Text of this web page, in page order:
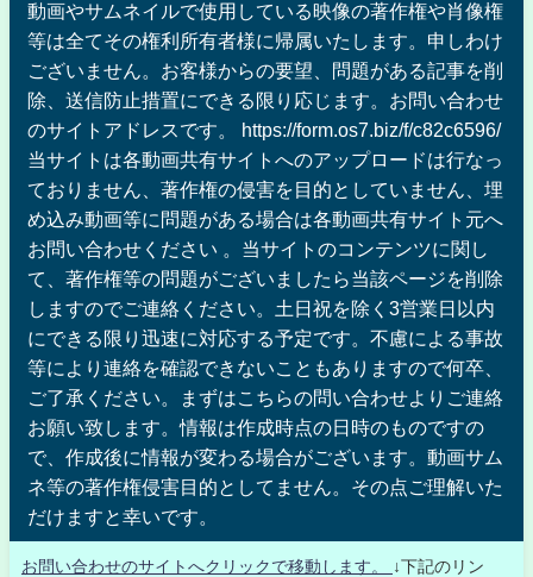
動画やサムネイルで使用している映像の著作権や肖像権
等は全てその権利所有者様に帰属いたします。申しわけ
ございません。お客様からの要望、問題がある記事を削
除、送信防止措置にできる限り応じます。お問い合わせ
のサイトアドレスです。 https://form.os7.biz/f/c82c6596/
当サイトは各動画共有サイトへのアップロードは行なっ
ておりません、著作権の侵害を目的としていません、埋
め込み動画等に問題がある場合は各動画共有サイト元へ
お問い合わせください 。当サイトのコンテンツに関し
て、著作権等の問題がございましたら当該ページを削除
しますのでご連絡ください。土日祝を除く3営業日以内
にできる限り迅速に対応する予定です。不慮による事故
等により連絡を確認できないこともありますので何卒、
ご了承ください。まずはこちらの問い合わせよりご連絡
お願い致します。情報は作成時点の日時のものですの
で、作成後に情報が変わる場合がございます。動画サム
ネ等の著作権侵害目的としてません。その点ご理解いた
だけますと幸いです。
お問い合わせのサイトへクリックで移動します。
↓下記のリン